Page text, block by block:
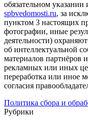
обязательном
spbvedomosti.ru, за
пунктом 3 настоящих
фотографии, иные
деятельности)
об интеллектуальной
материалов
рекламных или иных
переработка или иное
согласия
Политика сбора и
Рубрики